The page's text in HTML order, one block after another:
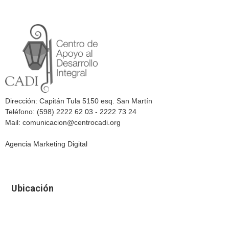
Dirección: Capitán Tula 5150 esq. San Martín
Teléfono: (598) 2222 62 03 - 2222 73 24
Mail: comunicacion@centrocadi.org
Agencia Marketing Digital
Ubicación